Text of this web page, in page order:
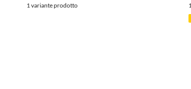
1 variante prodotto